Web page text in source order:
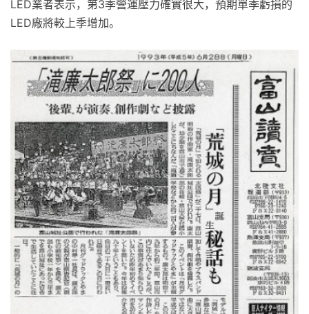
LED業者表示，第3季營運壓力確實很大，預期單季虧損的
LED廠將較上季增加。